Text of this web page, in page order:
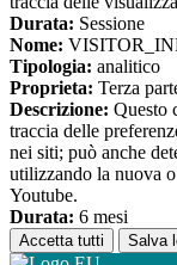
Durata: Sessione
Nome:
Tipologia: analitico
Proprieta: Terza
Descrizione: Questo
traccia delle
nei siti; può anche
utilizzando la nuova
Youtube.
Durata: 6 mesi
Accetta tutti Salva